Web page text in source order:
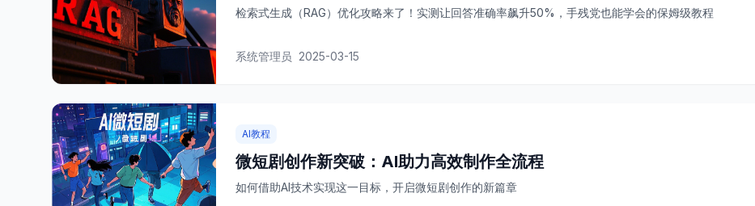
检索式生成（RAG）优化攻略来了！实测让回答准确率飙升50%，手残党也能学会的保姆级教程
系统管理员 2025-03-15
AI教程
微短剧创作新突破：AI助力高效制作全流程
如何借助AI技术实现这一目标，开启微短剧创作的新篇章